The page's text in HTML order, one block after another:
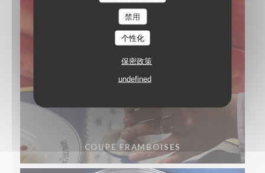
禁用
个性化
保密政策
undefined
COUPE FRAMBOISES